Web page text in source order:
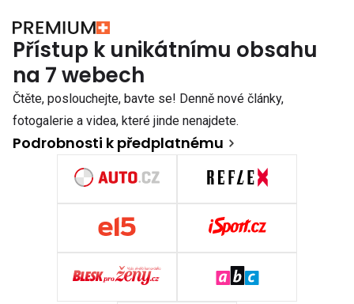
Přístup k unikátnímu obsahu
na 7 webech
Čtěte, poslouchejte, bavte se! Denně nové články,
fotogalerie a videa, které jinde nenajdete.
Podrobnosti k předplatnému